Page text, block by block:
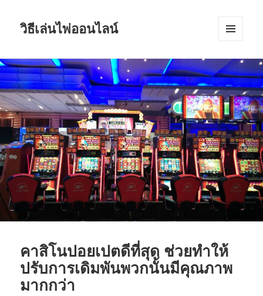
วิธีเล่นไพ่ออนไลน์
และวิด
เจ็ต
คาสิโนปอยเปตดีที่สุด ช่วยทำให้
ปรับการเดิมพันพวกนั้นมีคุณภาพ
มากกว่า